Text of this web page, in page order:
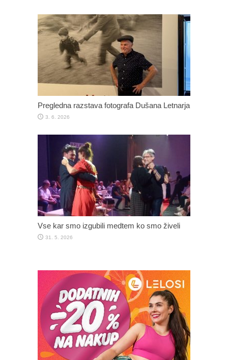
Pregledna razstava fotografa Dušana Letnarja
3. 6. 2026
Vse kar smo izgubili medtem ko smo živeli
31. 5. 2026